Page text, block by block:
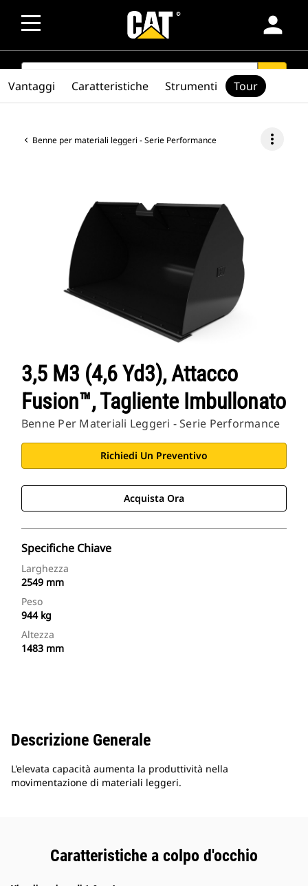
person
SEARCH search
Benne per materiali leggeri - Serie Performance more_vert
3,5 M3 (4,6 Yd3), Attacco
Fusion™, Tagliente Imbullonato
Benne Per Materiali Leggeri - Serie Performance
Richiedi Un Preventivo
Acquista Ora
Specifiche Chiave
Larghezza
2549 mm
Peso
944 kg
Altezza
1483 mm
Vantaggi Caratteristiche Strumenti Tour
Descrizione Generale
L'elevata capacità aumenta la produttività nella
movimentazione di materiali leggeri.
Caratteristiche a colpo d'occhio